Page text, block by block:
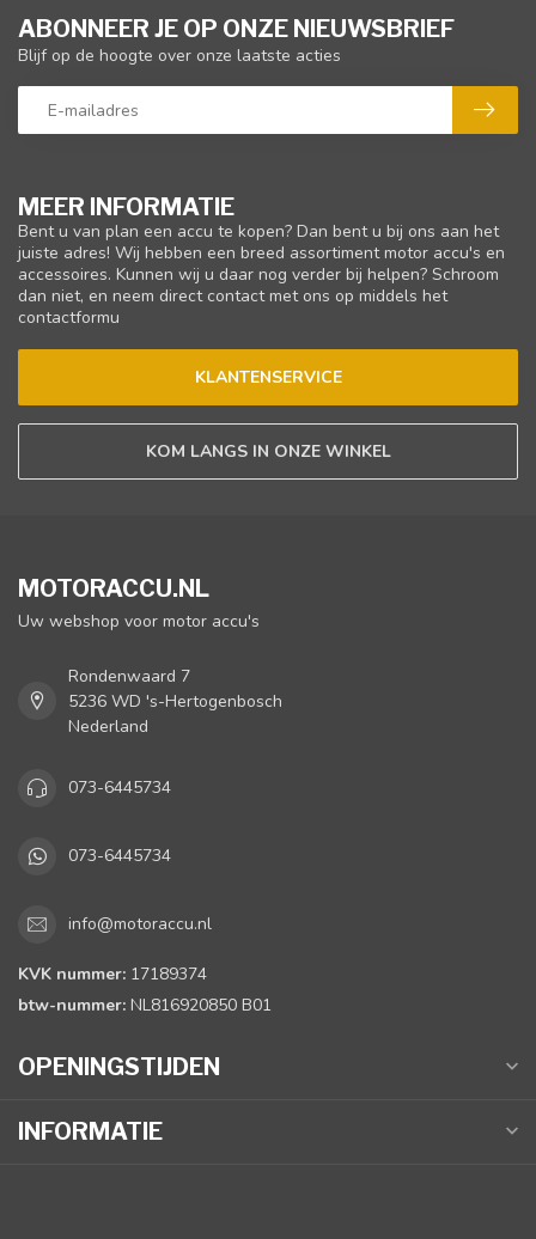
MEER INFORMATIE
Bent u van plan een accu te kopen? Dan bent u bij ons aan het
juiste adres! Wij hebben een breed assortiment motor accu's en
accessoires. Kunnen wij u daar nog verder bij helpen? Schroom
dan niet, en neem direct contact met ons op middels het
contactformu
KLANTENSERVICE
KOM LANGS IN ONZE WINKEL
ABONNEER JE OP ONZE NIEUWSBRIEF
Blijf op de hoogte over onze laatste acties
MOTORACCU.NL
Uw webshop voor motor accu's
Rondenwaard 7
5236 WD 's-Hertogenbosch
Nederland
073-6445734
073-6445734
info@motoraccu.nl
KVK nummer: 17189374
btw-nummer: NL816920850 B01
OPENINGSTIJDEN
INFORMATIE